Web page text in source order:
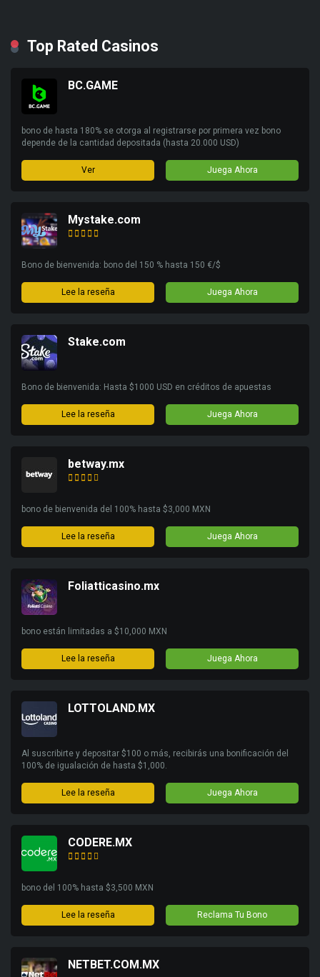
Top Rated Casinos
BC.GAME
bono de hasta 180% se otorga al registrarse por primera vez bono
depende de la cantidad depositada (hasta 20.000 USD)
Ver Juega Ahora
Mystake.com
Bono de bienvenida: bono del 150 % hasta 150 €/$
Lee la reseña Juega Ahora
Stake.com
Bono de bienvenida: Hasta $1000 USD en créditos de apuestas
Lee la reseña Juega Ahora
betway.mx
bono de bienvenida del 100% hasta $3,000 MXN
Lee la reseña Juega Ahora
Foliatticasino.mx
bono están limitadas a $10,000 MXN
Lee la reseña Juega Ahora
LOTTOLAND.MX
Al suscribirte y depositar $100 o más, recibirás una bonificación del
100% de igualación de hasta $1,000.
Lee la reseña Juega Ahora
CODERE.MX
bono del 100% hasta $3,500 MXN
Lee la reseña Reclama Tu Bono
NETBET.COM.MX